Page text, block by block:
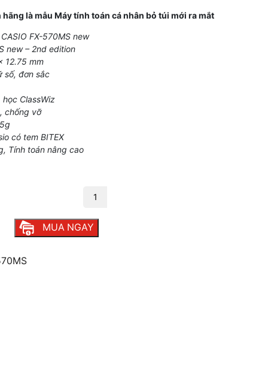
hãng là mẫu Máy tính toán cá nhân bỏ túi mới ra mắt
FX-570MS new
new – 2nd edition
12.75 mm
số, đơn sắc
ClassWiz
chống vỡ
có tem BITEX
Tính toán nâng cao
MUA NGAY